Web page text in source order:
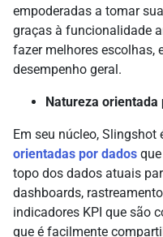
empoderadas a tomar
graças à funcionalidade
fazer melhores escolhas,
desempenho geral.
Natureza orientada
Em seu núcleo, Slingshot
orientadas por dados
topo dos dados atuais
dashboards,
indicadores KPI que são
que é facilmente